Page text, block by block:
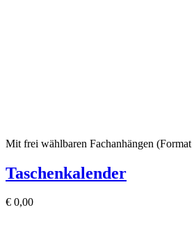
Mit frei wählbaren Fachanhängen
Taschenkalender
€ 0,00